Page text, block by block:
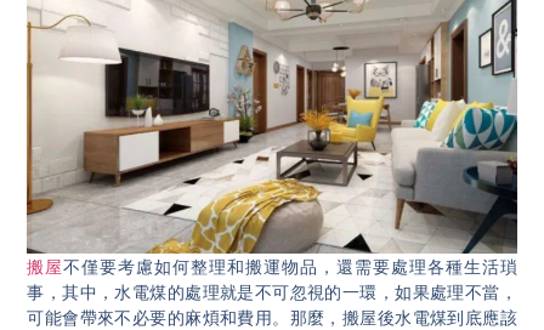
搬屋不僅要考慮如何整理和搬運物品，還需要處理各種生活瑣
事，其中，水電煤的處理就是不可忽視的一環，如果處理不當，
可能會帶來不必要的麻煩和費用。那麼，搬屋後水電煤到底應該